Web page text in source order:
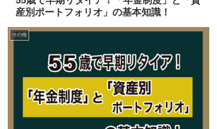
産別ポートフォリオ」の基本知識！
その他